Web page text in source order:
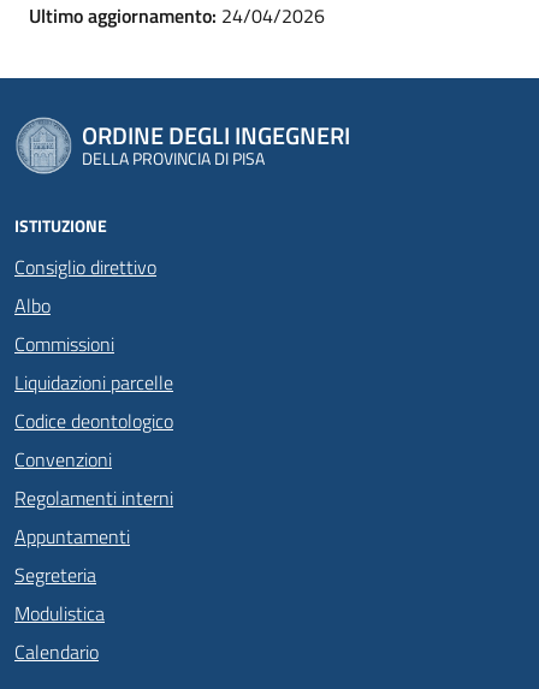
Ultimo aggiornamento: 24/04/2026
ORDINE DEGLI INGEGNERI
DELLA PROVINCIA DI PISA
ISTITUZIONE
Consiglio direttivo
Albo
Commissioni
Liquidazioni parcelle
Codice deontologico
Convenzioni
Regolamenti interni
Appuntamenti
Segreteria
Modulistica
Calendario